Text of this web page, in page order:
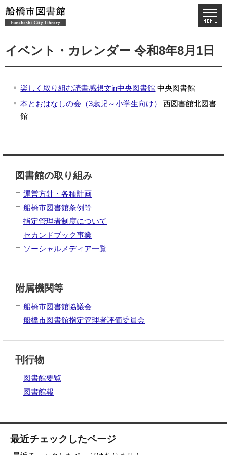
イベント・カレンダー 令和8年8月1日
楽しく取り組む読書感想文in中央図書館 中央図書館
本とおはなしの会（3歳児～小学生向け）
西図書館北図書
館
図書館の取り組み
運営方針・各種計画
船橋市図書館条例等
指定管理者制度について
セカンドブック事業
ソーシャルメディア一覧
附属機関等
船橋市図書館協議会
船橋市図書館指定管理者評価委員会
刊行物
図書館要覧
図書館報
最近チェックしたページ